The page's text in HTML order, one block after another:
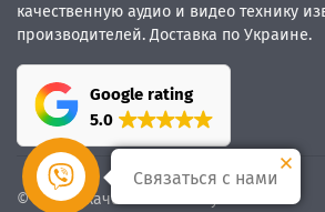
качественную аудио и видео технику
производителей. Доставка по Украине.
Google rating
5.0
© Мы качественный звук
Связаться с нами